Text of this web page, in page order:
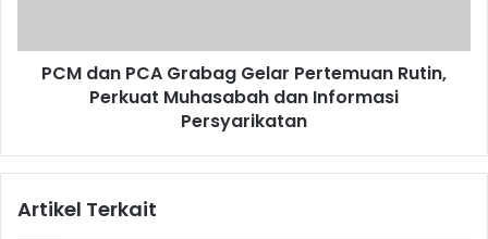
Muhasabah
PCM dan PCA Grabag Gelar Pertemuan Rutin,
Perkuat Muhasabah dan Informasi
Persyarikatan
Artikel Terkait